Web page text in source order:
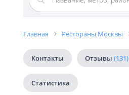
Главная Рестораны Москвы
Контакты Отзывы (131)
Статистика